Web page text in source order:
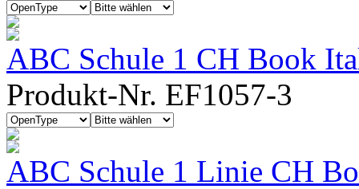
ABC Schule 1 CH Book
Produkt-Nr. EF1057-3
ABC Schule 1 Linie CH